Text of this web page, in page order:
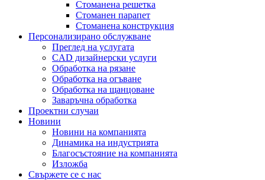
Стоманена решетка
Стоманен парапет
Стоманена конструкция
Персонализирано обслужване
Преглед на услугата
CAD дизайнерски услуги
Обработка на рязане
Обработка на огъване
Обработка на щанцоване
Заваръчна обработка
Проектни случаи
Новини
Новини на компанията
Динамика на индустрията
Благосъстояние на компанията
Изложба
Свържете се с нас